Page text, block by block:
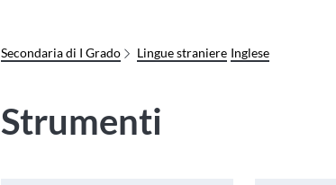
Secondaria di I Grado Lingue straniere Inglese
Strumenti